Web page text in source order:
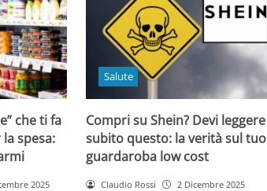
che ti fa
spesa:
2025
Salute
Compri su Shein? Devi leggere
subito questo: la verità sul tuo
guardaroba low cost
Claudio Rossi 2 Dicembre 2025